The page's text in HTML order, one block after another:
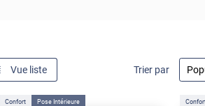
Vue liste Trier par
Confort Pose Intérieure